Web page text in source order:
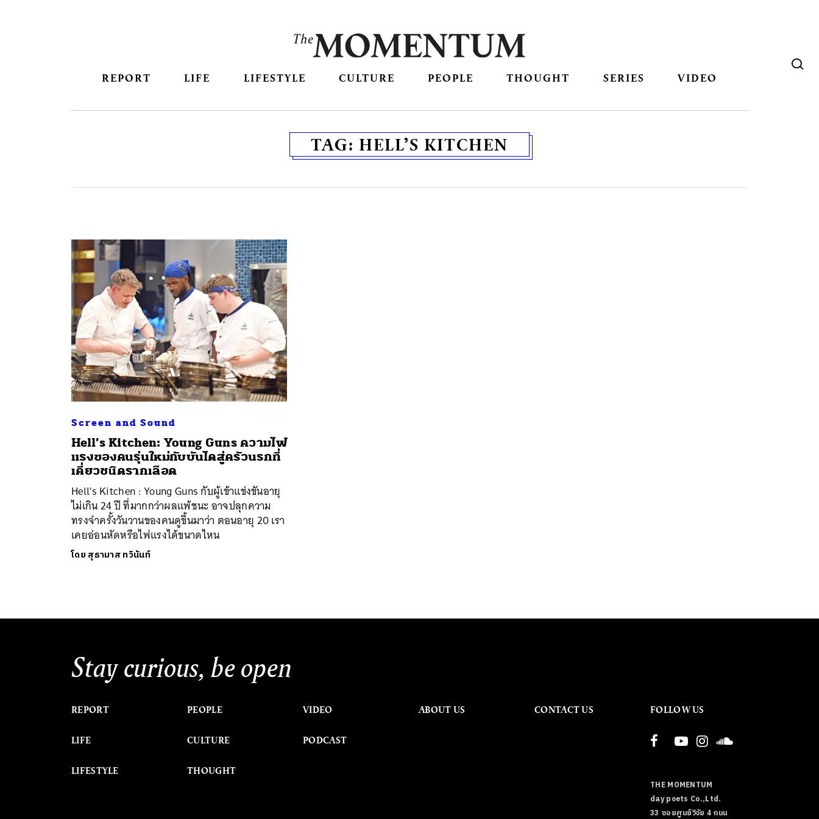
REPORT LIFE LIFESTYLE CULTURE PEOPLE THOUGHT SERIES VIDEO
TAG: HELL’S KITCHEN
Screen and Sound
Hell’s Kitchen: Young Guns ความไฟ
แรงของคนรุ่นใหม่กับบันไดสู่ครัวนรกที่
เคี่ยวชนิดรากเลือด
Hell's Kitchen : Young Guns กับผู้เข้าแข่งขันอายุ
ไม่เกิน 24 ปี ที่มากกว่าผลแพ้ชนะ อาจปลุกความ
ทรงจำครั้งวันวานของคนดูขึ้นมาว่า ตอนอายุ 20 เรา
เคยอ่อนหัดหรือไฟแรงได้ขนาดไหน
โดย สุธามาส ทวินันท์
Stay curious, be open
REPORT
LIFE
LIFESTYLE
PEOPLE
CULTURE
THOUGHT
VIDEO
PODCAST
ABOUT US CONTACT US FOLLOW US
THE MOMENTUM
day poets Co.,Ltd.
33 ซอยศูนย์วิจัย 4 ถนน
ค้นหา